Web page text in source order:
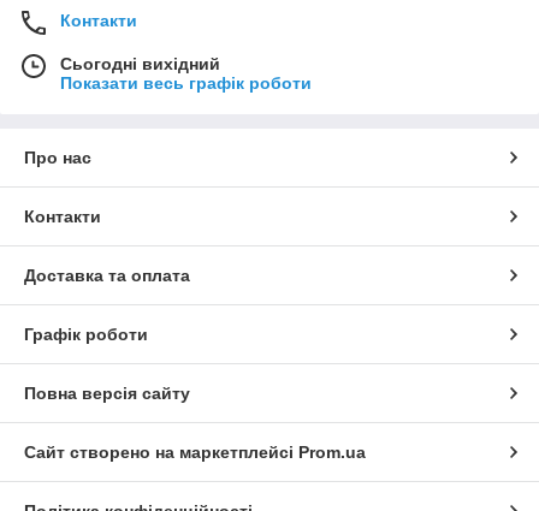
Контакти
Сьогодні вихідний
Показати весь графік роботи
Про нас
Контакти
Доставка та оплата
Графік роботи
Повна версія сайту
Сайт створено на маркетплейсі Prom.ua